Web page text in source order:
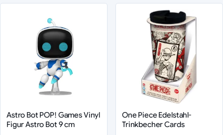
Astro Bot POP! Games Vinyl
Figur Astro Bot 9 cm
One Piece Edelstahl-
Trinkbecher Cards